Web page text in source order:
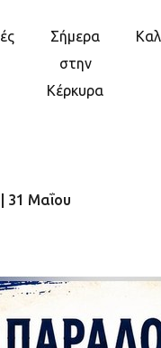
Σήμερα
στην
Κέρκυρα
31 Μαΐου